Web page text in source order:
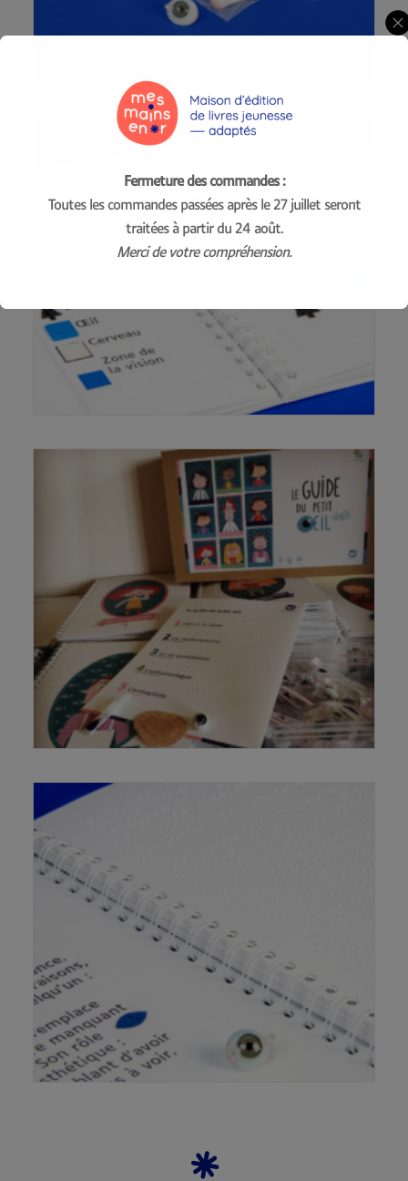
Fermeture des commandes :
Toutes les commandes passées après le 27 juillet seront
traitées à partir du 24 août.
Merci de votre compréhension.